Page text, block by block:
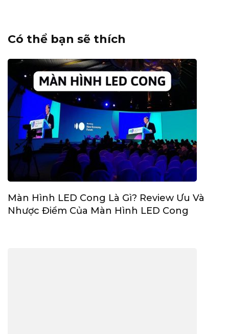
Có thể bạn sẽ thích
Màn Hình LED Cong Là Gì? Review Ưu Và
Nhược Điểm Của Màn Hình LED Cong